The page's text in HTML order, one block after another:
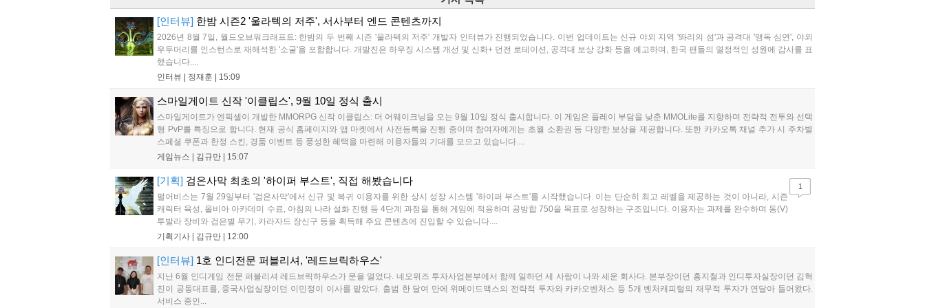
[인터뷰] 한밤 시즌2 '울라텍의 저주', 서사부터 엔드 콘텐츠까지
2026년 8월 7일, 월드오브워크래프트: 한밤의 두 번째 시즌 '울라텍의 저주' 개발자 인터뷰가 진행되었습니다. 이번 업데이트는 신규 야외 지역 '똬리의 섬'과 공격대 '맹독 심연', 야외
우두머리를 인스턴스로 재해석한 '소굴'을 포함합니다. 개발진은 하우징 시스템 개선 및 신화+ 던전 로테이션, 공격대 보상 강화 등을 예고하며, 한국 팬들의 열정적인 성원에 감사를 표
했습니다....
인터뷰 | 정재훈 | 15:09
스마일게이트 신작 '이클립스', 9월 10일 정식 출시
스마일게이트가 엔픽셀이 개발한 MMORPG 신작 이클립스: 더 어웨이크닝을 오는 9월 10일 정식 출시합니다. 이 게임은 플레이 부담을 낮춘 MMOLite를 지향하며 전략적 전투와 선택
형 PvP를 특징으로 합니다. 현재 공식 홈페이지와 앱 마켓에서 사전등록을 진행 중이며 참여자에게는 초월 소환권 등 다양한 보상을 제공합니다. 또한 카카오톡 채널 추가 시 주차별
스페셜 쿠폰과 한정 스킨, 경품 이벤트 등 풍성한 혜택을 마련해 이용자들의 기대를 모으고 있습니다....
게임뉴스 | 김규만 | 15:07
[기획] 검은사막 최초의 '하이퍼 부스트', 직접 해봤습니다
펄어비스는 7월 29일부터 '검은사막'에서 신규 및 복귀 이용자를 위한 상시 성장 시스템 '하이퍼 부스트'를 시작했습니다. 이는 단순히 최고 레벨을 제공하는 것이 아니라, 시즌
캐릭터 육성, 올비아 아카데미 수료, 아침의 나라 설화 진행 등 4단계 과정을 통해 게임에 적응하며 공방합 750을 목표로 성장하는 구조입니다. 이용자는 과제를 완수하며 동(V)
투발라 장비와 검은별 무기, 카라자드 장신구 등을 획득해 주요 콘텐츠에 진입할 수 있습니다....
기획기사 | 김규만 | 12:00
1
[인터뷰] 1호 인디전문 퍼블리셔, '레드브릭하우스'
지난 6월 인디게임 전문 퍼블리셔 레드브릭하우스가 문을 열었다. 네오위즈 투자사업본부에서 함께 일하던 세 사람이 나와 세운 회사다. 본부장이던 홍지철과 인디투자실장이던 김혁
진이 공동대표를, 중국사업실장이던 이민정이 이사를 맡았다. 출범 한 달여 만에 위메이드맥스의 전략적 투자와 카카오벤처스 등 5개 벤처캐피털의 재무적 투자가 연달아 들어왔다.
서비스 중인...